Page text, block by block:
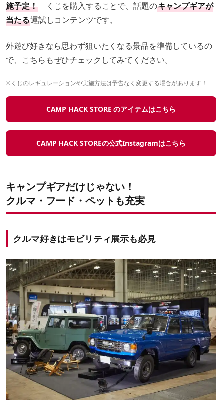
施予定！ くじを購入することで、話題のキャンプギアが
当たる運試しコンテンツです。
外遊び好きなら思わず狙いたくなる景品を準備しているの
で、こちらもぜひチェックしてみてください。
※くじのレギュレーションや実施方法は予告なく変更する場合があります！
CAMP HACK STORE のアイテムはこちら
CAMP HACK STOREの公式Instagramはこちら
キャンプギアだけじゃない！
クルマ・フード・ペットも充実
クルマ好きはモビリティ展示も必見